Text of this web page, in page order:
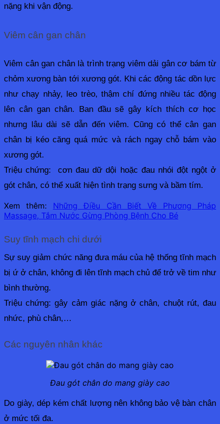
nặng khi vận động.
Viêm cân gan chân
Viêm cân gan chân là trình trạng viêm dải gân cơ bám từ
chỏm xương bàn tới xương gót. Khi các động tác dồn lực
như chạy nhảy, leo trèo, thậm chí đứng nhiều tác động
lên cân gan chân. Ban đầu sẽ gây kích thích cơ học
nhưng lâu dài sẽ dẫn đến viêm. Cũng có thể cân gan
chân bị kéo căng quá mức và rách ngay chỗ bám vào
xương gót.
Triệu chứng:  cơn đau dữ dội hoặc đau nhói đột ngột ở
gót chân, có thể xuất hiện tình trạng sưng và bầm tím.
Xem thêm: Những Điều Cần Biết Về Phương Pháp
Massage, Tắm Nước Gừng Phòng Bệnh Cho Bé
Suy tĩnh mạch chi dưới
Sự suy giảm chức năng đưa máu của hệ thống tĩnh mạch
bị ứ ở chân, không đi lên tĩnh mạch chủ để trở về tim như
bình thường.
Triệu chứng: gây cảm giác nặng ở chân, chuột rút, đau
nhức, phù chân,…
Các nguyên nhân khác
Đau gót chân do mang giày cao
Do giày, dép kém chất lượng nên không bảo vệ bàn chân
ở mức tối đa.